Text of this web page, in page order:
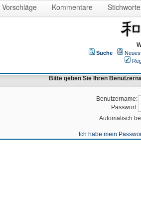
Vorschläge Kommentare Stichworte
Suche
Bitte geben Sie Ihren
Benutzername:
Passwort:
Automatisch
Ich habe mein